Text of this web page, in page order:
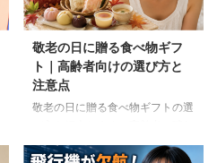
敬老の日に贈る食べ物ギフ
ト｜高齢者向けの選び方と
注意点
敬老の日に贈る食べ物ギフトの選
力や好み、食事制限、保存方法に